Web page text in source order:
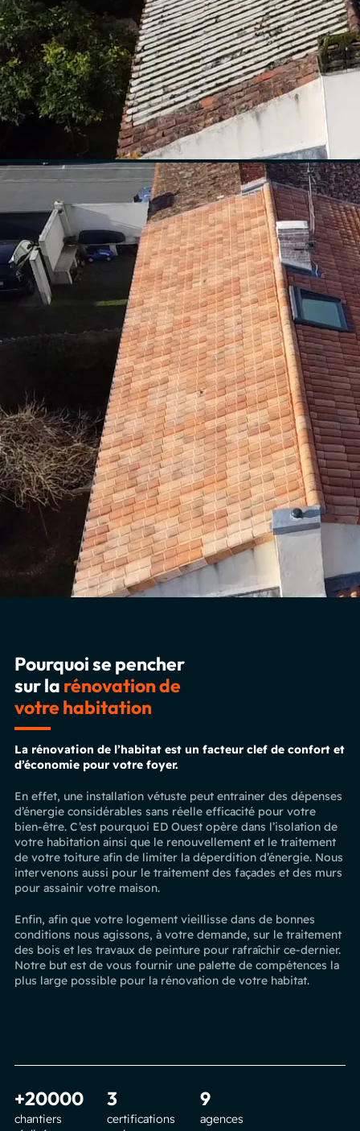
Pourquoi se pencher
sur la rénovation de
votre habitation
La rénovation de l’habitat est un facteur clef de confort et
d’économie pour votre foyer.
En effet, une installation vétuste peut entrainer des dépenses
d’énergie considérables sans réelle efficacité pour votre
bien-être. C’est pourquoi ED Ouest opère dans l’isolation de
votre habitation ainsi que le renouvellement et le traitement
de votre toiture afin de limiter la déperdition d’énergie. Nous
intervenons aussi pour le traitement des façades et des murs
pour assainir votre maison.
Enfin, afin que votre logement vieillisse dans de bonnes
conditions nous agissons, à votre demande, sur le traitement
des bois et les travaux de peinture pour rafraîchir ce-dernier.
Notre but est de vous fournir une palette de compétences la
plus large possible pour la rénovation de votre habitat.
+20000
chantiers
3
certifications
9
agences